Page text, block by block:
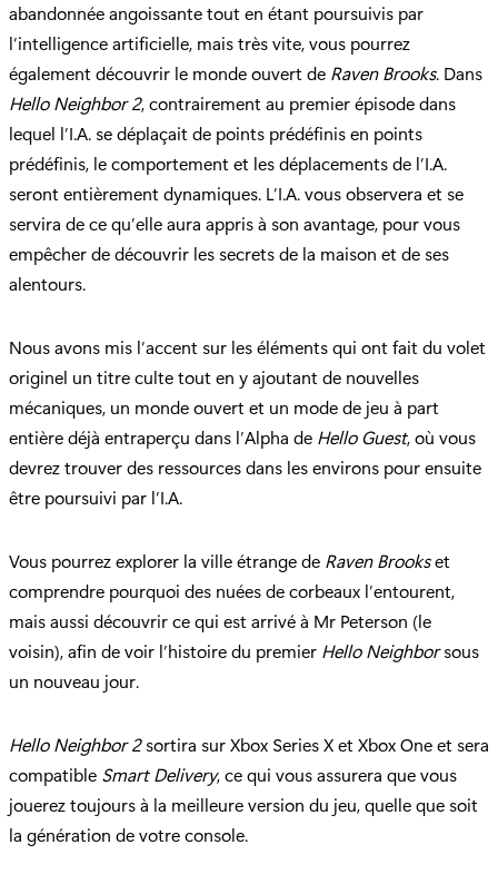
abandonnée angoissante tout en étant poursuivis par
l’intelligence artificielle, mais très vite, vous pourrez
également découvrir le monde ouvert de Raven Brooks. Dans
Hello Neighbor 2, contrairement au premier épisode dans
lequel l’I.A. se déplaçait de points prédéfinis en points
prédéfinis, le comportement et les déplacements de l’I.A.
seront entièrement dynamiques. L’I.A. vous observera et se
servira de ce qu’elle aura appris à son avantage, pour vous
empêcher de découvrir les secrets de la maison et de ses
alentours.
Nous avons mis l’accent sur les éléments qui ont fait du volet
originel un titre culte tout en y ajoutant de nouvelles
mécaniques, un monde ouvert et un mode de jeu à part
entière déjà entraperçu dans l’Alpha de Hello Guest, où vous
devrez trouver des ressources dans les environs pour ensuite
être poursuivi par l’I.A.
Vous pourrez explorer la ville étrange de Raven Brookset
comprendre pourquoi des nuées de corbeaux l’entourent,
mais aussi découvrir ce qui est arrivé à Mr Peterson (le
voisin), afin de voir l’histoire du premier Hello Neighborsous
un nouveau jour.
Hello Neighbor 2sortira sur Xbox Series X et Xbox One et sera
compatible Smart Delivery, ce qui vous assurera que vous
jouerez toujours à la meilleure version du jeu, quelle que soit
la génération de votre console.